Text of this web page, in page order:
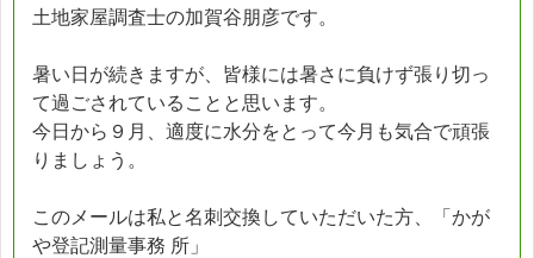
土地家屋調査士の加賀谷朋彦です。
暑い日が続きますが、皆様には暑さに負けず張り切っ
て過ごされていることと思います。
今日から９月、適度に水分をとって今月も気合で頑張
りましょう。
このメールは私と名刺交換していただいた方、「かが
や登記測量事務 所」